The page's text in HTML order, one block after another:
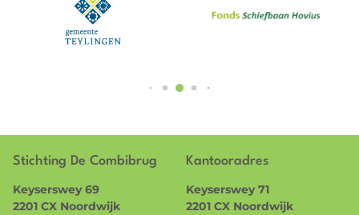
Stichting De Combibrug
Keyserswey 69
2201 CX Noordwijk
Kantooradres
Keyserswey 71
2201 CX Noordwijk